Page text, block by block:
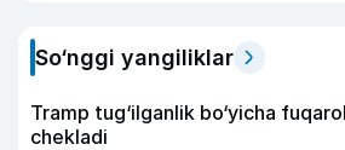
So‘nggi yangiliklar
Tramp tug‘ilganlik bo‘yicha
chekladi